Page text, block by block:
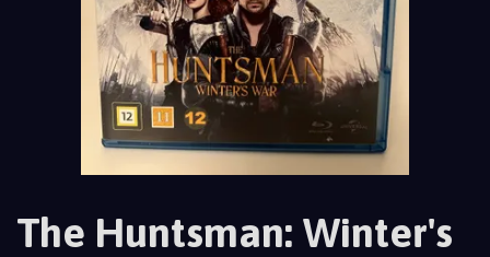
The Huntsman: Winter's